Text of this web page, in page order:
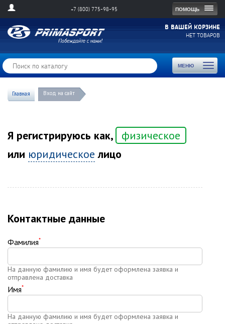
ПОМОЩЬ
+7 (800) 775-98-95
В ВАШЕЙ КОРЗИНЕ
НЕТ ТОВАРОВ
МЕНЮ
Toggle
Главная Вход на сайт
Я регистрируюсь как,
физическое
или юридическое лицо
Контактные данные
Фамилия*
На данную фамилию и имя будет оформлена заявка и
отправлена доставка
Имя*
На данную фамилию и имя будет оформлена заявка и